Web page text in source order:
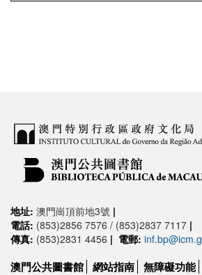
地址: 澳門崗頂前地3號 |
電話: (853)2856 7576 / (853)2837 7117 |
傳真: (853)2831 4456 | 電郵:
澳門公共圖書館 網站指南 無障礙功能